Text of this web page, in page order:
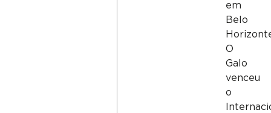
em
Belo
O
Galo
venceu
o